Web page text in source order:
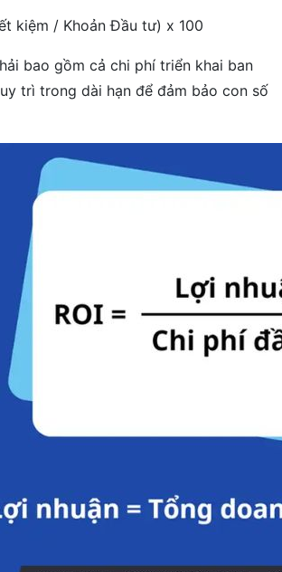
kiệm / Khoản Đầu tư) x 100
bao gồm cả chi phí triển khai ban
trì trong dài hạn để đảm bảo con số